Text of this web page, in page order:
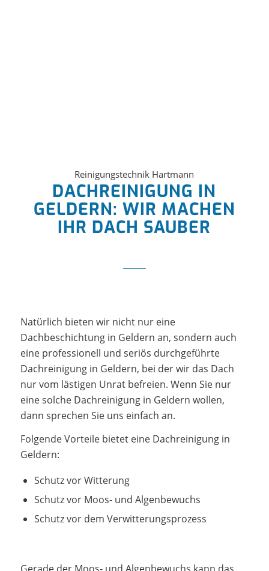
Reinigungstechnik Hartmann
DACHREINIGUNG IN
GELDERN: WIR MACHEN
IHR DACH SAUBER
Natürlich bieten wir nicht nur eine
Dachbeschichtung in Geldern an, sondern auch
eine professionell und seriös durchgeführte
Dachreinigung in Geldern, bei der wir das Dach
nur vom lästigen Unrat befreien. Wenn Sie nur
eine solche Dachreinigung in Geldern wollen,
dann sprechen Sie uns einfach an.
Folgende Vorteile bietet eine Dachreinigung in
Geldern:
Schutz vor Witterung
Schutz vor Moos- und Algenbewuchs
Schutz vor dem Verwitterungsprozess
Gerade der Moos- und Algenbewuchs kann das